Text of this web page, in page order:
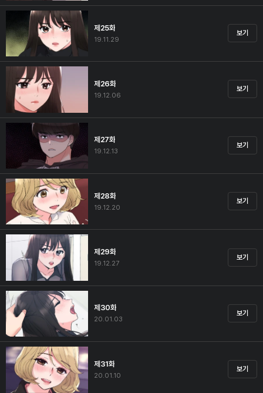
제25화
19.11.29
보기
제26화
19.12.06
보기
제27화
19.12.13
보기
제28화
19.12.20
보기
제29화
19.12.27
보기
제30화
20.01.03
보기
제31화
20.01.10
보기